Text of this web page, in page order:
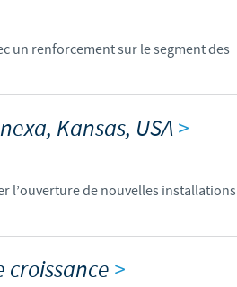
entrez pourraient ne pas être
un renforcement sur le segment des
Kansas, USA>
l’ouverture de nouvelles installations
croissance >